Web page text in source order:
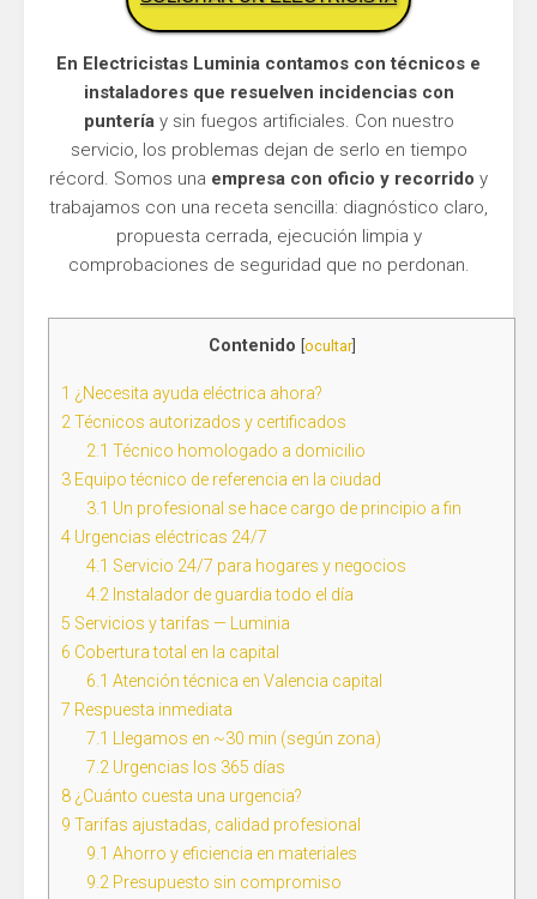
En Electricistas Luminia contamos con técnicos e
instaladores que resuelven incidencias con
punteríay sin fuegos artificiales. Con nuestro
servicio, los problemas dejan de serlo en tiempo
récord. Somos una empresa con oficio y recorrido y
trabajamos con una receta sencilla: diagnóstico claro,
propuesta cerrada, ejecución limpia y
comprobaciones de seguridad que no perdonan.
Contenido ocultar]
1 ¿Necesita ayuda eléctrica ahora?
2 Técnicos autorizados y certificados
2.1 Técnico homologado a domicilio
3 Equipo técnico de referencia en la ciudad
3.1 Un profesional se hace cargo de principio a fin
4 Urgencias eléctricas 24/7
4.1 Servicio 24/7 para hogares y negocios
4.2 Instalador de guardia todo el día
5 Servicios y tarifas — Luminia
6 Cobertura total en la capital
6.1 Atención técnica en Valencia capital
7 Respuesta inmediata
7.1
Llegamos en ~30 min (según zona)
7.2 Urgencias los 365 días
8 ¿Cuánto cuesta una urgencia?
9 Tarifas ajustadas, calidad profesional
9.1 Ahorro y eficiencia en materiales
9.2 Presupuesto sin compromiso